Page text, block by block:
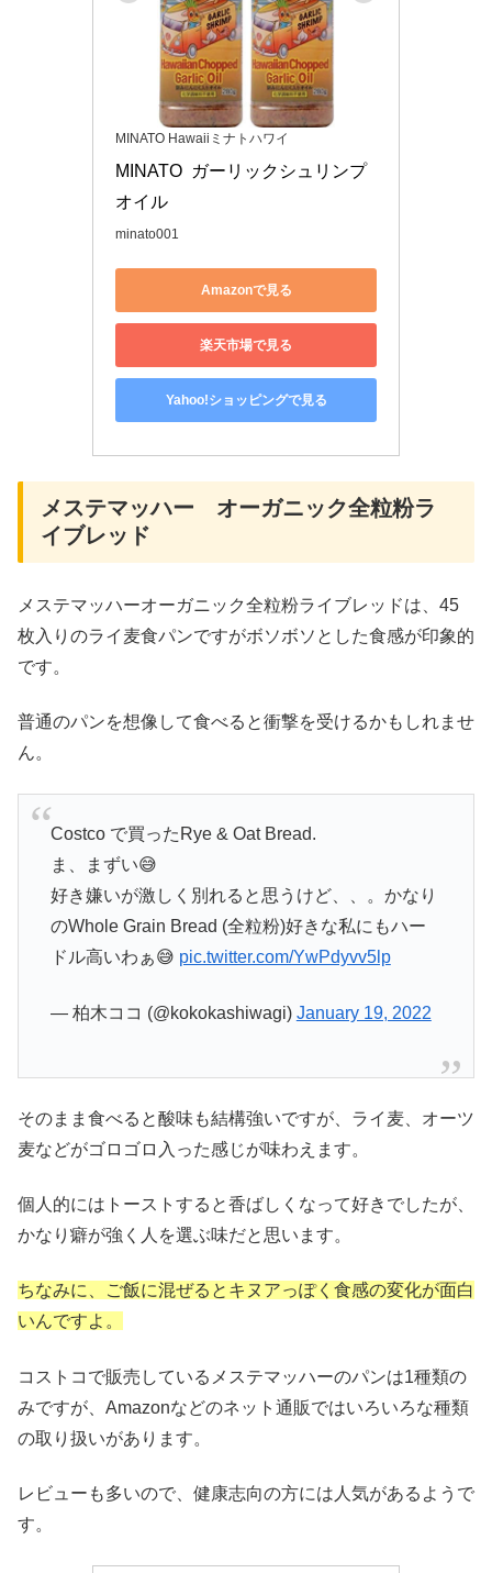
MINATO Hawaiiミナトハワイ
MINATO  ガーリックシュリンプ
オイル
minato001
Amazonで見る
楽天市場で見る
Yahoo!ショッピングで見る
メステマッハー オーガニック全粒粉ラ
イブレッド
メステマッハーオーガニック全粒粉ライブレッドは、45
枚入りのライ麦食パンですがボソボソとした食感が印象的
です。
普通のパンを想像して食べると衝撃を受けるかもしれませ
ん。
Costco で買ったRye & Oat Bread.
ま、まずい😅
好き嫌いが激しく別れると思うけど、、。かなり
のWhole Grain Bread (全粒粉)好きな私にもハー
ドル高いわぁ😅 pic.twitter.com/YwPdyvv5lp
— 柏木ココ (@kokokashiwagi) January 19, 2022
そのまま食べると酸味も結構強いですが、ライ麦、オーツ
麦などがゴロゴロ入った感じが味わえます。
個人的にはトーストすると香ばしくなって好きでしたが、
かなり癖が強く人を選ぶ味だと思います。
ちなみに、ご飯に混ぜるとキヌアっぽく食感の変化が面白
いんですよ。
コストコで販売しているメステマッハーのパンは1種類の
みですが、Amazonなどのネット通販ではいろいろな種類
の取り扱いがあります。
レビューも多いので、健康志向の方には人気があるようで
す。